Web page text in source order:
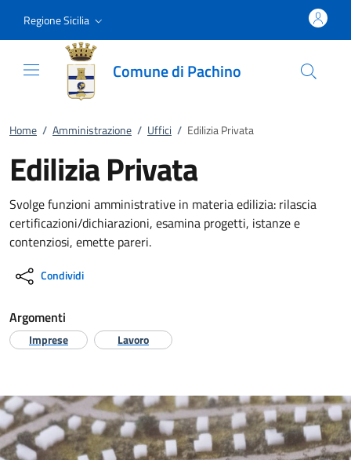
Regione Sicilia
Comune di Pachino
Home / Amministrazione / Uffici / Edilizia Privata
Edilizia Privata
Svolge funzioni amministrative in materia edilizia: rilascia
certificazioni/dichiarazioni, esamina progetti, istanze e
contenziosi, emette pareri.
Condividi
Argomenti
Imprese Lavoro